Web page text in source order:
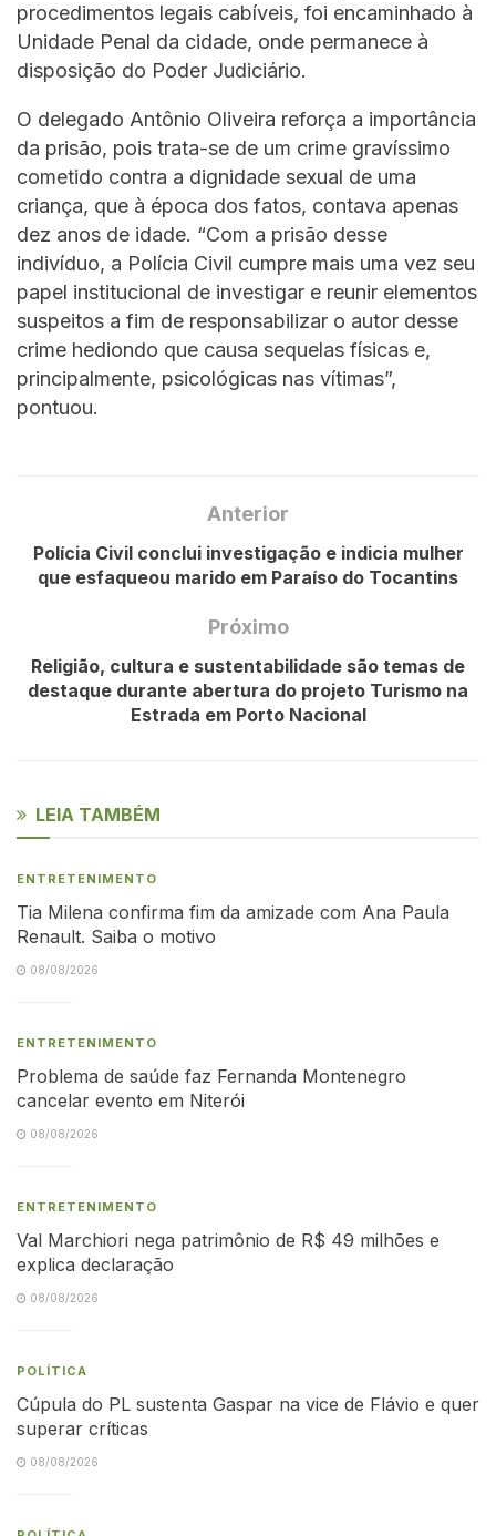
procedimentos legais cabíveis, foi encaminhado à
Unidade Penal da cidade, onde permanece à
disposição do Poder Judiciário.
O delegado Antônio Oliveira reforça a importância
da prisão, pois trata-se de um crime gravíssimo
cometido contra a dignidade sexual de uma
criança, que à época dos fatos, contava apenas
dez anos de idade. “Com a prisão desse
indivíduo, a Polícia Civil cumpre mais uma vez seu
papel institucional de investigar e reunir elementos
suspeitos a fim de responsabilizar o autor desse
crime hediondo que causa sequelas físicas e,
principalmente, psicológicas nas vítimas”,
pontuou.
Anterior
Polícia Civil conclui investigação e indicia mulher
que esfaqueou marido em Paraíso do Tocantins
Próximo
Religião, cultura e sustentabilidade são temas de
destaque durante abertura do projeto Turismo na
Estrada em Porto Nacional
LEIA TAMBÉM
ENTRETENIMENTO
Tia Milena confirma fim da amizade com Ana Paula
Renault. Saiba o motivo
08/08/2026
ENTRETENIMENTO
Problema de saúde faz Fernanda Montenegro
cancelar evento em Niterói
08/08/2026
ENTRETENIMENTO
Val Marchiori nega patrimônio de R$ 49 milhões e
explica declaração
08/08/2026
POLÍTICA
Cúpula do PL sustenta Gaspar na vice de Flávio e quer
superar críticas
08/08/2026